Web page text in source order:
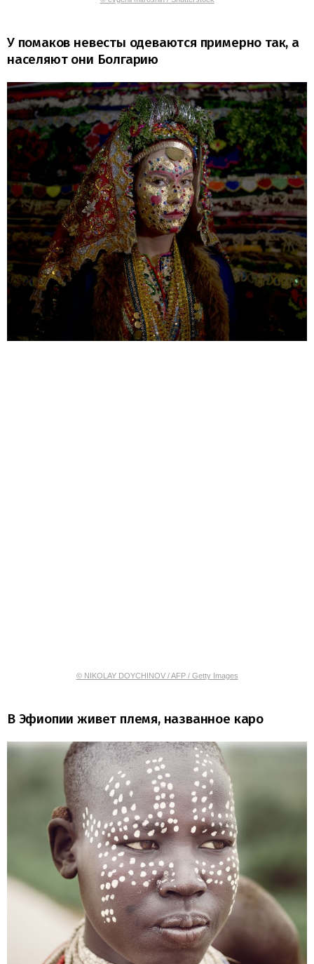
У помаков невесты одеваются примерно так, а
населяют они Болгарию
© NIKOLAY DOYCHINOV / AFP / Getty Images
В Эфиопии живет племя, названное каро